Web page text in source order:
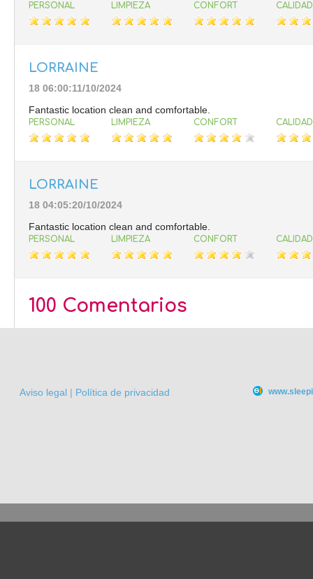
PERSONAL LIMPIEZA CONFORT
LORRAINE
18 06:00:11/10/2024
Fantastic location clean and comfortable.
PERSONAL LIMPIEZA CONFORT
LORRAINE
18 04:05:20/10/2024
Fantastic location clean and comfortable.
PERSONAL LIMPIEZA CONFORT
100 Comentarios
Aviso legal | Política de privacidad